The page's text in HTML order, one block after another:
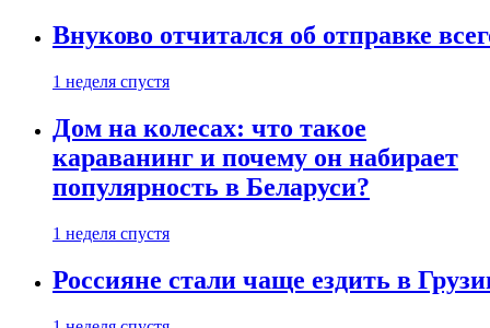
Внуково отчитался об отправке
1 неделя спустя
Дом на колесах: что такое
караванинг и почему он набирает
популярность в Беларуси?
1 неделя спустя
Россияне стали чаще ездить в